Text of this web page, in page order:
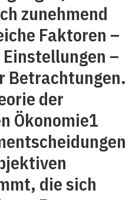
zunehmend
Faktoren –
–
Betrachtungen.
der
Ökonomie1
die sich